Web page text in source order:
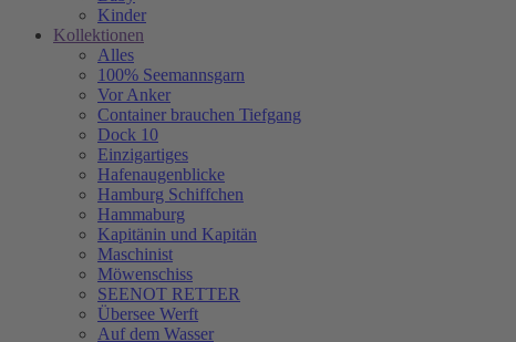
Kinder
Kollektionen
Alles
100% Seemannsgarn
Vor Anker
Container brauchen Tiefgang
Dock 10
Einzigartiges
Hafenaugen­blicke
Hamburg Schiffchen
Hammaburg
Kapitänin und Kapitän
Maschinist
Möwenschiss
SEENOT RETTER
Übersee Werft
Auf dem Wasser